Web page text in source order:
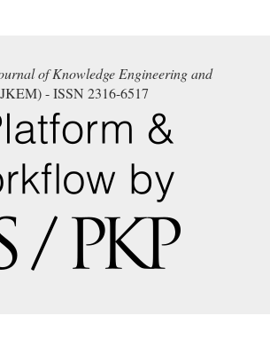
of Knowledge Engineering and
- ISSN 2316-6517